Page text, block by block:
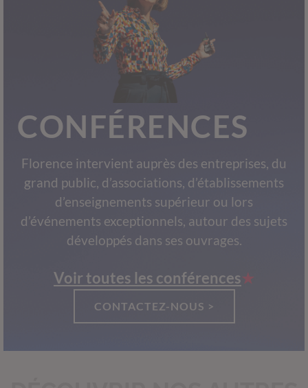
CONFÉRENCES
Florence intervient auprès des entreprises, du
grand public, d’associations, d’établissements
d’enseignements supérieur ou lors
d’événements exceptionnels, autour des sujets
développés dans ses ouvrages.
Voir toutes les conférences
CONTACTEZ-NOUS >